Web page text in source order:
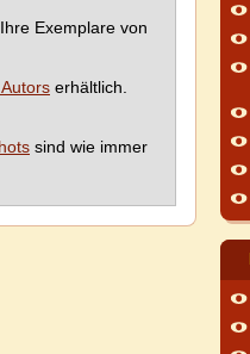
Exemplare von
erhältlich.
sind wie immer